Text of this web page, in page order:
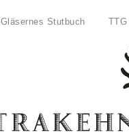
Gläsernes Stutbuch TTG